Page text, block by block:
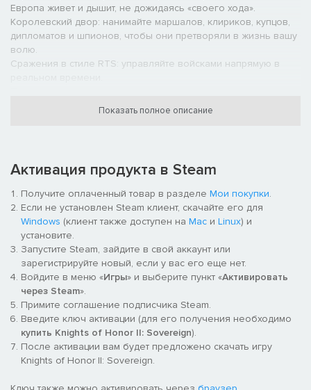
Европа живет и дышит, не дожидаясь «своего хода».
Королевский двор: нанимайте маршалов, клириков, купцов,
дипломатов и шпионов, чтобы они претворяли в жизнь вашу
волю.
Сражения в стиле RTS: управляйте войсками напрямую в
средневековой Европой вместе с друзьями!
него наберете, зависят ваши возможности как правителя и
даже сам стиль игры.
Маршалы ведут в бой ваши армии, чтобы захватить земли
соседей или защитить свои.
Дипломаты способны даже самых закоренелых ваших
врагов превратить в друзей. Используйте дипломатов для
заключения военных союзов и династических браков; их
задача – сделать так, чтобы в трудные времена союзники
обязательно пришли к вам на помощь.
Купцы не только приносят вам доход, торгуя с другими
странами, но также способны импортировать нужные вам
товары и отправляться в путешествия в поисках выгодных
сделок.
Клирики играют важнейшую роль в таких областях, как
образование, культура и довольство населения.
Показать полное описание
Активация продукта в Steam
Получите оплаченный товар в разделе Мои покупки.
Если не установлен Steam клиент, скачайте его для
Windows (клиент также доступен на Mac и Linux) и
установите.
Запустите Steam, зайдите в свой аккаунт или
зарегистрируйте новый, если у вас его еще нет.
Войдите в меню «Игры» и выберите пункт «Активировать
через Steam».
Примите соглашение подписчика Steam.
Введите ключ активации (для его получения необходимо
купить Knights of Honor II: Sovereign).
После активации вам будет предложено скачать игру
Knights of Honor II: Sovereign.